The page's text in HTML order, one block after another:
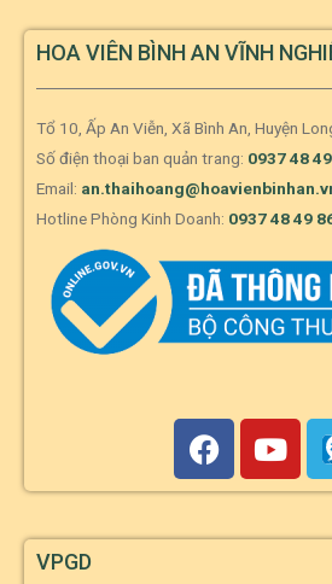
HOA VIÊN BÌNH AN VĨNH
Tổ 10, Ấp An Viễn, Xã Bình An, Huyện
Số điện thoại ban quản trang: 0937 48
Email:
Hotline Phòng Kinh Doanh: 0937 48 49
VPGD